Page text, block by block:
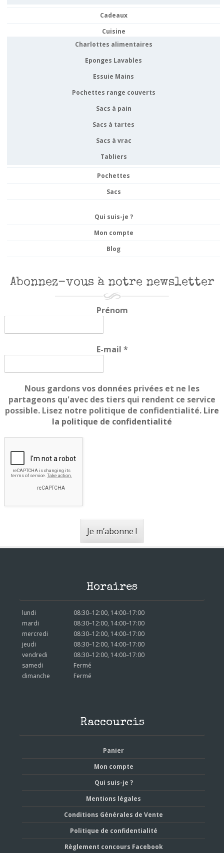
Cadeaux
Cuisine
Charlottes alimentaires
Eponges Lavables
Essuie Mains
Pochettes range couverts
Sacs à pain
Sacs à tartes
Sacs à vrac
Tabliers
Pochettes
Sacs
Qui suis-je ?
Mon compte
Blog
Abonnez-vous à notre newsletter
Prénom
E-mail *
Nous gardons vos données privées et ne les
partageons qu'avec des tiers qui rendent ce service
possible. Lisez notre politique de confidentialité. Lire
la politique de confidentialité
Horaires
lundi
08:30–12:00, 14:00–17:00
mardi
08:30–12:00, 14:00–17:00
mercredi
08:30–12:00, 14:00–17:00
jeudi
08:30–12:00, 14:00–17:00
vendredi
08:30–12:00, 14:00–17:00
samedi
Fermé
dimanche
Fermé
Raccourcis
Panier
Mon compte
Qui suis-je ?
Mentions légales
Conditions Générales de Vente
Politique de confidentialité
Règlement concours Facebook